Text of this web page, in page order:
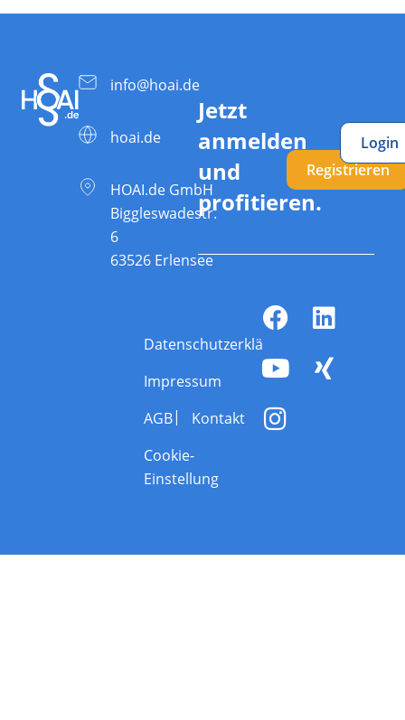
info@hoai.de
hoai.de
HOAI.de GmbH
Biggleswadestr.
6
63526 Erlensee
Jetzt
anmelden
und
profitieren.
Registrieren
Login
Datenschutzerklärung
Impressum
AGB
Kontakt
Cookie-
Einstellung